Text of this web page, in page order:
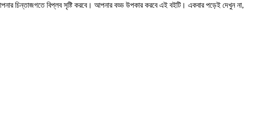
বিপ্লব সৃষ্টি করবে। আপনার বড্ড উপকার করবে এই বইটি। একবার পড়েই দেখুন না,